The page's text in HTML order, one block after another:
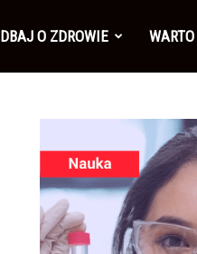
DBAJ O ZDROWIE